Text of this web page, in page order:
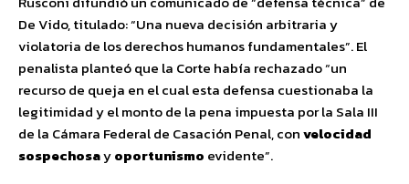
De Vido, titulado: “Una nueva decisión arbitraria y
violatoria de los derechos humanos fundamentales”. El
penalista planteó que la Corte había rechazado “un
recurso de queja en el cual esta defensa cuestionaba la
legitimidad y el monto de la pena impuesta por la Sala III
de la Cámara Federal de Casación Penal, convelocidad
sospechosayoportunismo evidente”.